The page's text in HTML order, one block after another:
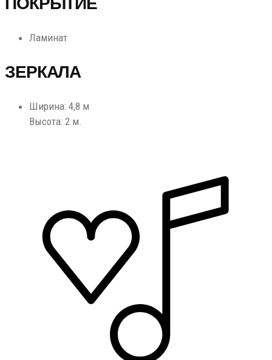
Ламинат
ЗЕРКАЛА
Ширина: 4,8 м
Высота: 2 м.